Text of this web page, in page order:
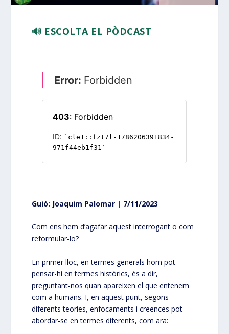
🔊 ESCOLTA EL PÒDCAST
Guió: Joaquim Palomar | 7/11/2023
Com ens hem d’agafar aquest interrogant o com
reformular-lo?
En primer lloc, en termes generals hom pot
pensar-hi en termes històrics, és a dir,
preguntant-nos quan apareixen el que entenem
com a humans. I, en aquest punt, segons
diferents teories, enfocaments i creences pot
abordar-se en termes diferents, com ara: